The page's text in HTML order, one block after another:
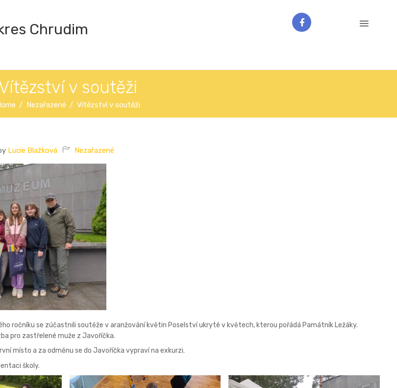
Chrudim
v soutěži
Nezařazené Vítězství v soutěži
Lucie Blažková Nezařazené
ročníku se zúčastnili soutěže v aranžování květin Poselství ukryté v květech, kterou pořádá Památník Ležáky.
pro zastřelené muže z Javoříčka.
místo a za odměnu se do Javoříčka vypraví na exkurzi.
školy.